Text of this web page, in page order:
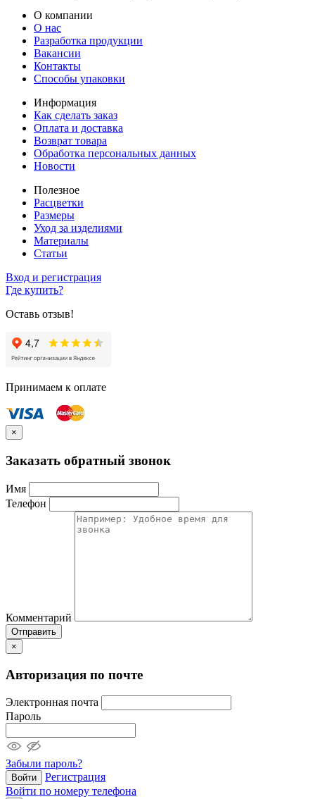
О компании
О нас
Разработка продукции
Вакансии
Контакты
Способы упаковки
Информация
Как сделать заказ
Оплата и доставка
Возврат товара
Обработка персональных данных
Новости
Полезное
Расцветки
Размеры
Уход за изделиями
Материалы
Статьи
Вход и регистрация
Где купить?
Оставь отзыв!
Принимаем к оплате
×
Заказать обратный звонок
Имя
Телефон
Комментарий
Отправить
×
Авторизация по почте
Электронная почта
Пароль
Забыли пароль?
Войти
Регистрация
Войти по номеру телефона